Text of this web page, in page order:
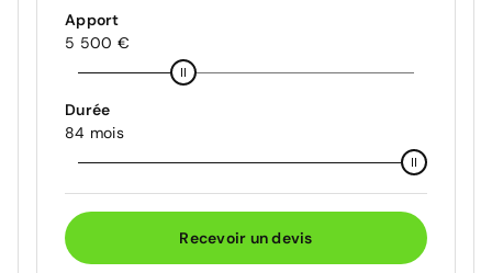
Apport
5 500 €
Durée
84 mois
Recevoir un devis